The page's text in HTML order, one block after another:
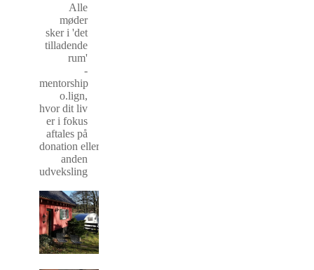
Alle
møder
sker i 'det
tilladende
rum'
-
mentorship
o.lign,
hvor dit liv
er i fokus
aftales på
donation eller
anden
udveksling